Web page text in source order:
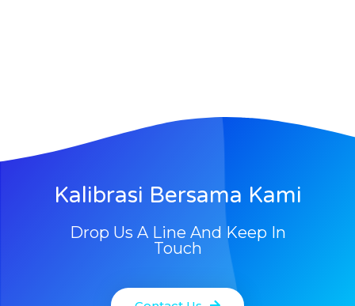
Kalibrasi Bersama Kami
Drop Us A Line And Keep In
Touch